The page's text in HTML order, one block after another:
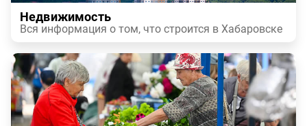
Недвижимость
Вся информация о том, что строится в Хабаровске